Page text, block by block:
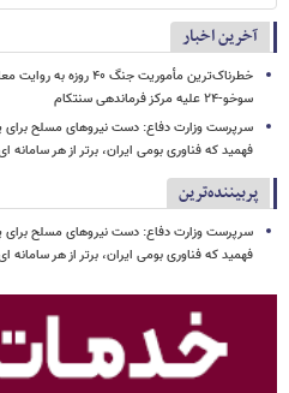
آخرین اخبار
خطرناک‌ترین مأموریت
سوخو-۲۴ علیه مرکز فرماندهی سنتکام
سرپرست وزارت دفاع: دست نیروهای مسلح برای
فهمید که فناوری بومی ایران، برتر از هر
پربیننده‌ترین
سرپرست وزارت دفاع: دست نیروهای مسلح برای
فهمید که فناوری بومی ایران، برتر از هر